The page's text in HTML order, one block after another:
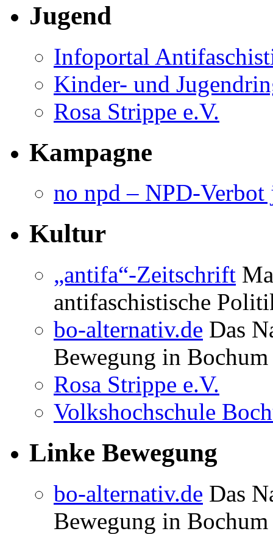
Jugend
Infoportal
Kinder- und
Rosa Strippe e.V.
Kampagne
no npd – NPD-Verbot
Kultur
„antifa“-Zeitschrift
antifaschistische
bo-alternativ.de Das
Bewegung in Bochum
Rosa Strippe e.V.
Volkshochschule
Linke Bewegung
bo-alternativ.de Das
Bewegung in Bochum